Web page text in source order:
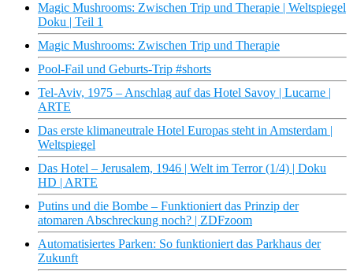
Magic Mushrooms: Zwischen Trip und Therapie | Weltspiegel
Doku | Teil 1
Magic Mushrooms: Zwischen Trip und Therapie
Pool-Fail und Geburts-Trip #shorts
Tel-Aviv, 1975 – Anschlag auf das Hotel Savoy | Lucarne |
ARTE
Das erste klimaneutrale Hotel Europas steht in Amsterdam |
Weltspiegel
Das Hotel – Jerusalem, 1946 | Welt im Terror (1/4) | Doku
HD | ARTE
Putins und die Bombe – Funktioniert das Prinzip der
atomaren Abschreckung noch? | ZDFzoom
Automatisiertes Parken: So funktioniert das Parkhaus der
Zukunft